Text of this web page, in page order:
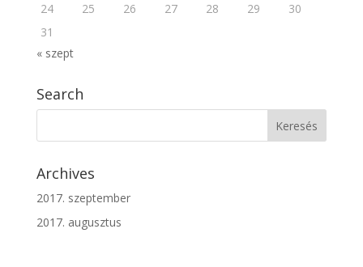
24
25 26 27 28 29
30
31
« szept
Search
Archives
2017. szeptember
2017. augusztus